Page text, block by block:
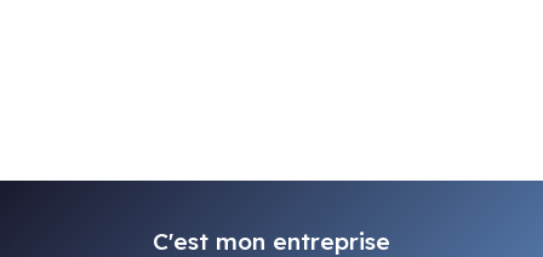
C'est mon entreprise